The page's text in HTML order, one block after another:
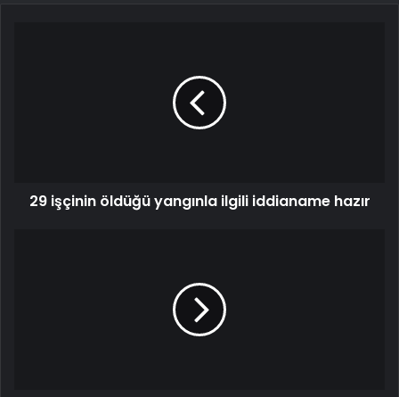
29 işçinin öldüğü yangınla ilgili iddianame hazır